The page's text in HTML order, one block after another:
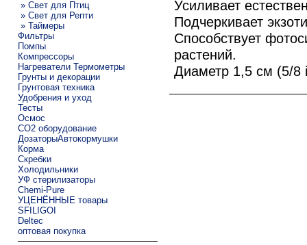
» Свет для Птиц
» Свет для Репти
» Таймеры
Фильтры
Помпы
Компрессоры
Нагреватели Термометры
Грунты и декорации
Грунтовая техника
Удобрения и уход
Тесты
Осмос
CO2 оборудование
ДозаторыАвтокормушки
Корма
Скребки
Холодильники
УФ стерилизаторы
Chemi-Pure
УЦЕНЁННЫЕ товары
SFILIGOI
Deltec
оптовая покупка
Усиливает
Подчеркивает
Способствует
растений.
Диаметр 1,5 см (5/8